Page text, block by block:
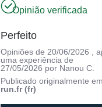
Opinião verificada
Perfeito
Opiniões de 20/06/2026
,
uma experiência de
27/05/2026 por Nanou C.
Publicado originalmente
run.fr (fr)